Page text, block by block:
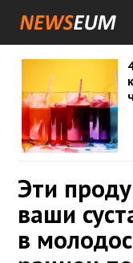
Эти
ваши
в